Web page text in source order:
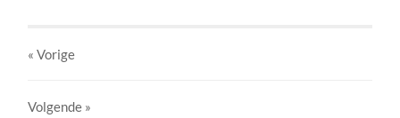
« Vorige
Volgende »